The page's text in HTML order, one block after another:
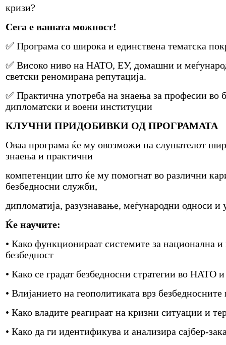
кризи?
Сега е вашата можност!
✅ Програма со широка и единствена тематска
✅ Високо ниво на НАТО, ЕУ, домашни и
светски реномирана репутација.
✅ Практична употреба на знаења за професии во
дипломатски и воени институции
КЛУЧНИ ПРИДОБИВКИ ОД ПРОГРАМАТА
Оваа програма ќе му овозможи на слушателот
знаења и практични
компетенции што ќе му помогнат во различни
безбедносни служби,
дипломатија, разузнавање, меѓународни односи и
Ќе научите:
• Како функционираат системите за национална и
безбедност
• Како се градат безбедносни стратегии во НАТО
• Влијанието на геополитиката врз
• Како владите реагираат на кризни ситуации и
• Како да ги идентификува и анализира сајбер-